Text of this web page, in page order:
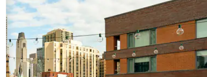
de flecha hacia arriba y hacia abajo o explora con el